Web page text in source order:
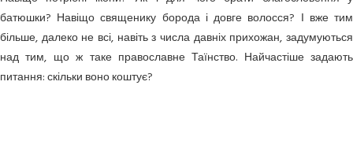
батюшки? Навіщо священику борода і довге волосся? І вже тим
більше, далеко не всі, навіть з числа давніх прихожан, задумуються
над тим, що ж таке православне Таїнство. Найчастіше задають
питання: скільки воно коштує?